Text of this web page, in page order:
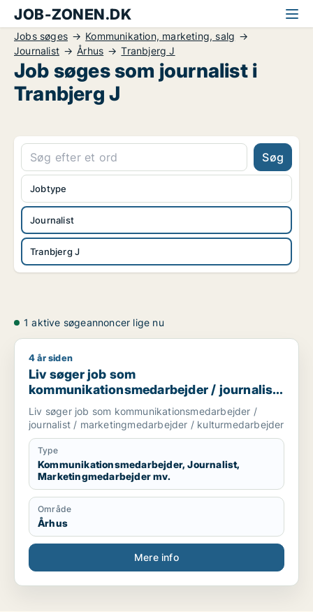
JOB-ZONEN.DK
Jobs søges
Kommunikation, marketing, salg
Journalist
Århus Tranbjerg J
Job søges som journalist i
Tranbjerg J
Søg
Journalist
Tranbjerg J
Jobtype
1 aktive søgeannoncer lige nu
Liv søger job som kommunikationsmedarbejder / journalist
4 år siden
Liv søger job som
kommunikationsmedarbejder / journalist
/ marketingmedarbejder /
kulturmedarbejder
Liv søger job som kommunikationsmedarbejder /
journalist / marketingmedarbejder / kulturmedarbejder
Type
Kommunikationsmedarbejder, Journalist,
Marketingmedarbejder mv.
Område
Århus
Mere info